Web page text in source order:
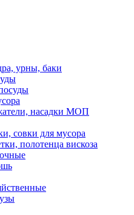
урны, баки
насадки МОП
совки для мусора
полотенца вискоза